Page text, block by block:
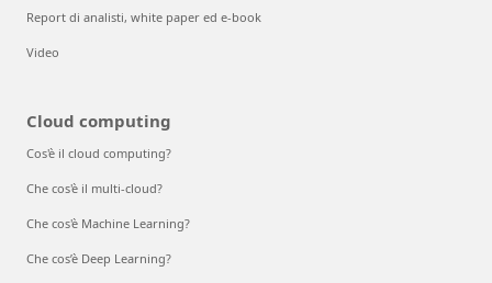
Report di analisti, white paper ed e-book
Video
Cloud computing
Cos'è il cloud computing?
Che cos'è il multi-cloud?
Che cos'è Machine Learning?
Che cos’è Deep Learning?